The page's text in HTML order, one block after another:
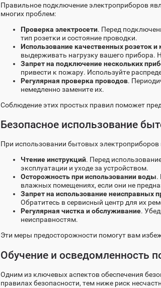
Правильное подключение электроприборов
многих проблем:
Проверка электросети. Перед
тип розетки и состояние проводки.
Использование качественных розеток и
выдерживать нагрузку вашего прибора.
Запрет на подключение нескольких
привести к пожару. Используйте
Регулярная проверка проводов.
немедленно замените их.
Соблюдение этих простых правил поможет
Безопасное использование
При использовании бытовых
Чтение инструкций. Перед
эксплуатации и уходе за устройством.
Осторожность при использовании воды.
влажных помещениях, если они не
Запрет на использование неисправных
Обратитесь в сервисный центр для их
Регулярная чистка и обслуживание.
неисправностям.
Эти меры предосторожности помогут вам
Обучение и осведомленность
Одним из ключевых аспектов обеспечения
правилах безопасности, тем ниже риск